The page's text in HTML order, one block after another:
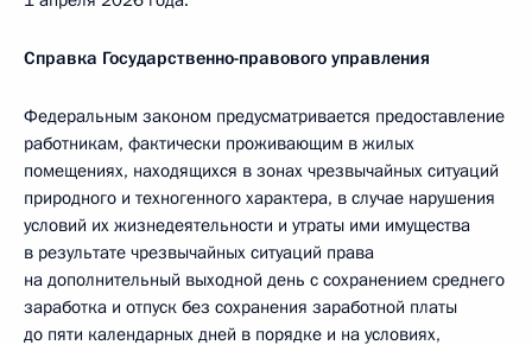
Справка Государственно-правового управления
Федеральным законом предусматривается предоставление
работникам, фактически проживающим в жилых
помещениях, находящихся в зонах чрезвычайных ситуаций
природного и техногенного характера, в случае нарушения
условий их жизнедеятельности и утраты ими имущества
в результате чрезвычайных ситуаций права
на дополнительный выходной день с сохранением среднего
заработка и отпуск без сохранения заработной платы
до пяти календарных дней в порядке и на условиях,